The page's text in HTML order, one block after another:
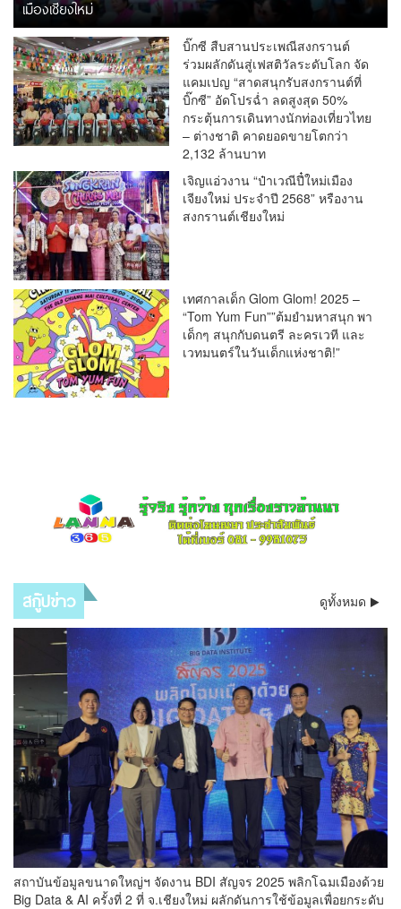
เมืองเชียงใหม่
บิ๊กซี สืบสานประเพณีสงกรานต์
ร่วมผลักดันสู่เฟสติวัลระดับโลก จัด
แคมเปญ “สาดสนุกรับสงกรานต์ที่
บิ๊กซี” อัดโปรฉ่ำ ลดสูงสุด 50%
กระตุ้นการเดินทางนักท่องเที่ยวไทย
– ต่างชาติ คาดยอดขายโตกว่า
2,132 ล้านบาท
เจิญแอ่วงาน “ป๋าเวณีปี๋ใหม่เมือง
เจียงใหม่ ประจำปี 2568” หรืองาน
สงกรานต์เชียงใหม่
เทศกาลเด็ก Glom Glom! 2025 –
“Tom Yum Fun””ต้มยำมหาสนุก พา
เด็กๆ สนุกกับดนตรี ละครเวที และ
เวทมนตร์ในวันเด็กแห่งชาติ!”
สกู๊ปข่าว ดูทั้งหมด
สถาบันข้อมูลขนาดใหญ่ฯ จัดงาน BDI สัญจร 2025 พลิกโฉมเมืองด้วย
Big Data & AI ครั้งที่ 2 ที่ จ.เชียงใหม่ ผลักดันการใช้ข้อมูลเพื่อยกระดับ